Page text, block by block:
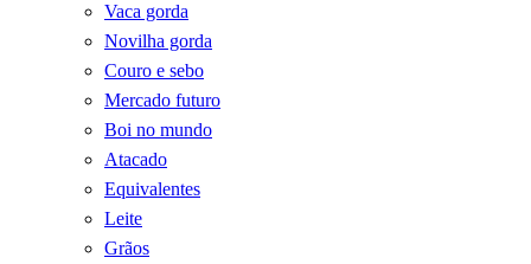
Vaca gorda
Novilha gorda
Couro e sebo
Mercado futuro
Boi no mundo
Atacado
Equivalentes
Leite
Grãos